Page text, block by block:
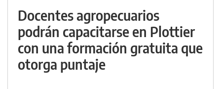
Docentes agropecuarios
podrán capacitarse en Plottier
con una formación gratuita que
otorga puntaje